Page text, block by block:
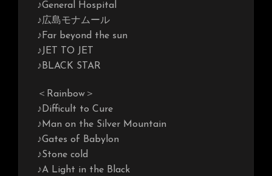
♪General Hospital
♪広島モナムール
♪Far beyond the sun
♪JET TO JET
♪BLACK STAR
＜Rainbow＞
♪Difficult to Cure
♪Man on the Silver Mountain
♪Gates of Babylon
♪Stone cold
♪A Light in the Black